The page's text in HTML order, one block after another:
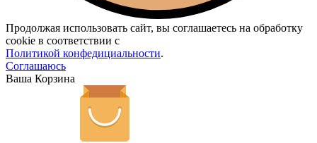
Продолжая использовать сайт, вы соглашаетесь на обработку
cookie в соответствии с
Политикой конфедициальности.
Соглашаюсь
Ваша Корзина